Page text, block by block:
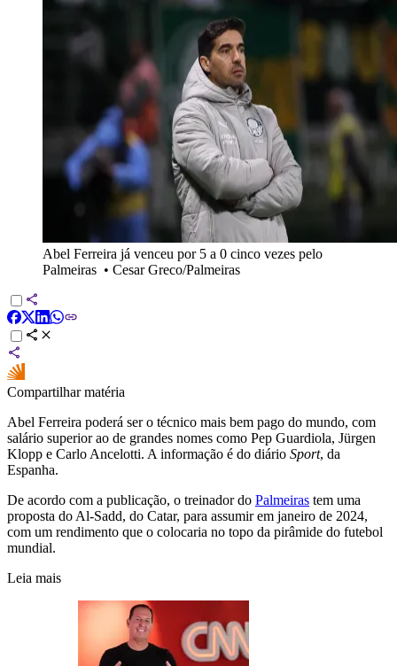
Abel Ferreira já venceu por 5 a 0 cinco vezes pelo
Palmeiras • Cesar Greco/Palmeiras
Compartilhar matéria
Abel Ferreira poderá ser o técnico mais bem pago do mundo, com
salário superior ao de grandes nomes como Pep Guardiola, Jürgen
Klopp e Carlo Ancelotti. A informação é do diário Sport, da
Espanha.
De acordo com a publicação, o treinador do Palmeiras tem uma
proposta do Al-Sadd, do Catar, para assumir em janeiro de 2024,
com um rendimento que o colocaria no topo da pirâmide do futebol
mundial.
Leia mais